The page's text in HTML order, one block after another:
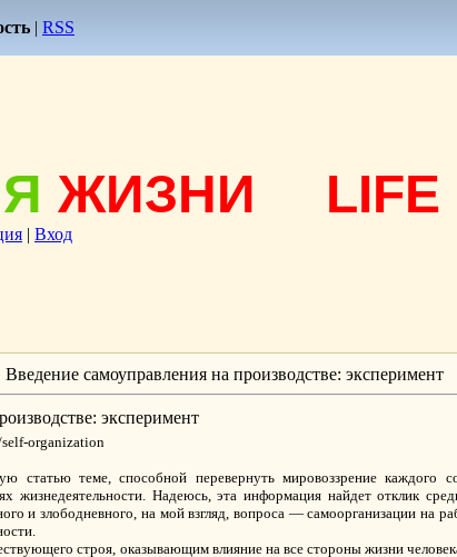
| RSS
ЖИЗНИ LIFE
| Вход
Введение самоуправления на производстве: эксперимент
эксперимент
organization
статью теме, способной перевернуть мировоззрение каждого
жизнедеятельности. Надеюсь, эта информация найдет отклик
и злободневного, на мой взгляд, вопроса — самоорганизации на
строя, оказывающим влияние на все стороны жизни